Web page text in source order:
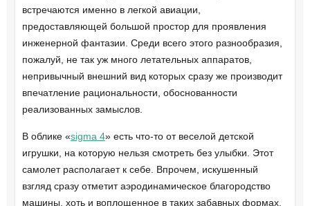
встречаются именно в легкой авиации,
предоставляющей большой простор для проявления
инженерной фантазии. Среди всего этого разнообразия,
пожалуй, не так уж много летательных аппаратов,
непривычный внешний вид которых сразу же производит
впечатление рациональности, обоснованности
реализованных замыслов.
В облике «sigma 4» есть что-то от веселой детской
игрушки, на которую нельзя смотреть без улыбки. Этот
самолет располагает к себе. Впрочем, искушенный
взгляд сразу отметит аэродинамическое благородство
машины, хоть и воплощенное в таких забавных формах.